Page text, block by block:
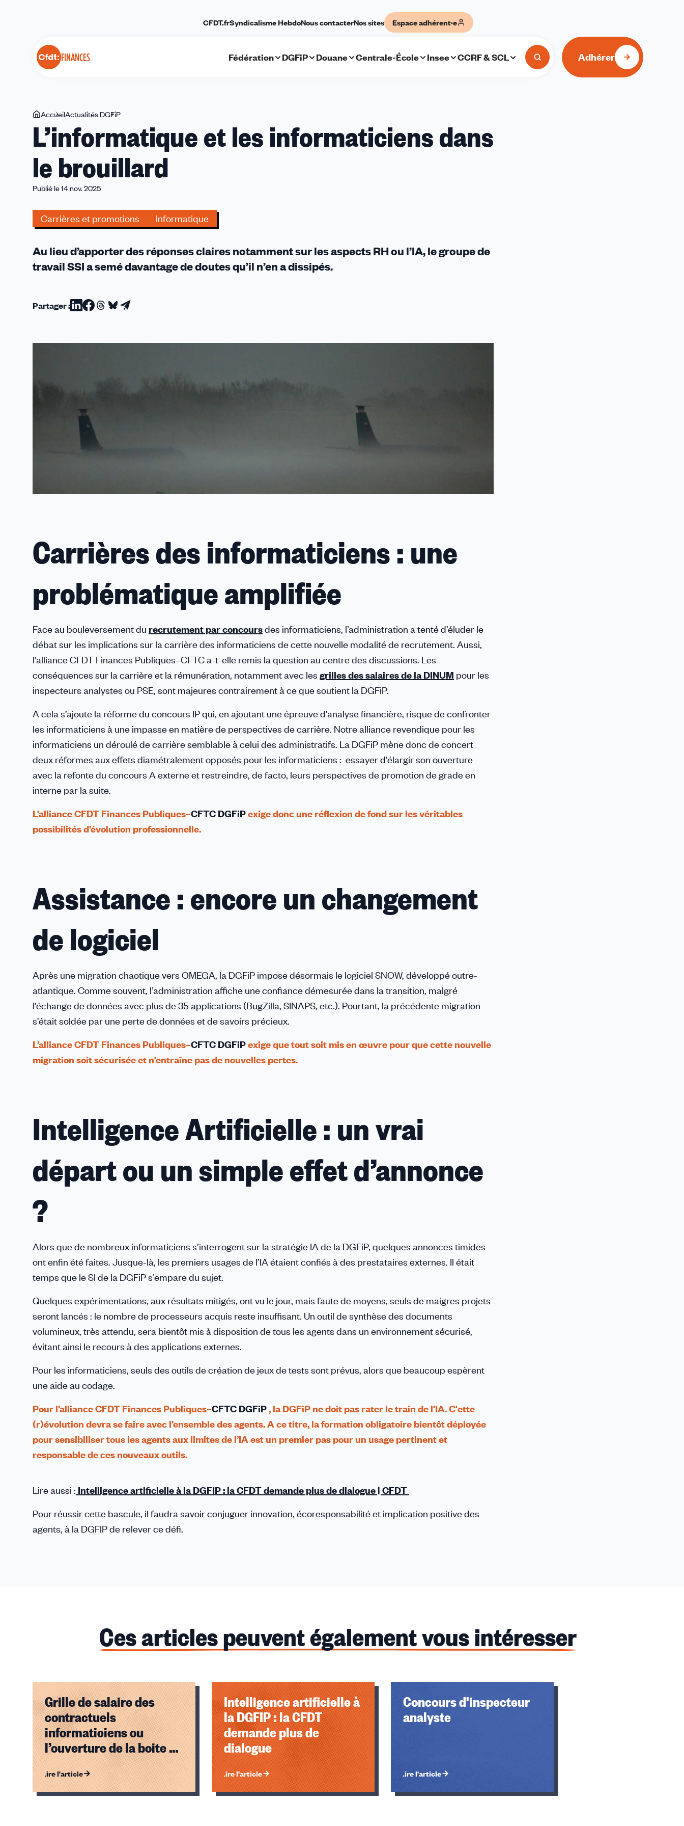
FINANCES
CFDT.frSyndicalisme HebdoNous contacterNos sites Espace adhérent·e
Fédération DGFiP Douane Centrale-École Insee CCRF & SCL Adhérer
Vous
êtes
AccueilActualités DGFiP
et
les
informaticiens
dans
L’informatique et les informaticiens dans
le brouillard
Publié le 14 nov. 2025
Carrières et promotions Informatique
Au lieu d’apporter des réponses claires notamment sur les aspects RH ou l’IA, le groupe de
travail SSI a semé davantage de doutes qu’il n’en a dissipés.
Partager :Partager
Linkedin
Partager
Facebook
Partager
Threads
Partager
Bluesky
Partager
email
Carrières des informaticiens : une
problématique amplifiée
Face au bouleversement du recrutement par concoursdes informaticiens, l’administration a tenté d’éluder le
débat sur les implications sur la carrière des informaticiens de cette nouvelle modalité de recrutement. Aussi,
l’alliance CFDT Finances Publiques–CFTC a-t-elle remis la question au centre des discussions. Les
conséquences sur la carrière et la rémunération, notamment avec les grilles des salaires de la DINUM pour les
inspecteurs analystes ou PSE, sont majeures contrairement à ce que soutient la DGFiP.
A cela s’ajoute la réforme du concours IP qui, en ajoutant une épreuve d’analyse financière, risque de confronter
les informaticiens à une impasse en matière de perspectives de carrière. Notre alliance revendique pour les
informaticiens un déroulé de carrière semblable à celui des administratifs. La DGFiP mène donc de concert
deux réformes aux effets diamétralement opposés pour les informaticiens : essayer d'élargir son ouverture
avec la refonte du concours A externe et restreindre, de facto, leurs perspectives de promotion de grade en
interne par la suite.
L’alliance CFDT Finances Publiques–CFTC DGFiPexige donc une réflexion de fond sur les véritables
possibilités d’évolution professionnelle.
Assistance : encore un changement
de logiciel
Après une migration chaotique vers OMEGA, la DGFiP impose désormais le logiciel SNOW, développé outre-
atlantique. Comme souvent, l’administration affiche une confiance démesurée dans la transition, malgré
l’échange de données avec plus de 35 applications (BugZilla, SINAPS, etc.). Pourtant, la précédente migration
s’était soldée par une perte de données et de savoirs précieux.
L’alliance CFDT Finances Publiques–CFTC DGFiPexige que tout soit mis en œuvre pour que cette nouvelle
migration soit sécurisée et n’entraîne pas de nouvelles pertes.
Intelligence Artificielle : un vrai
départ ou un simple effet d’annonce
?
Alors que de nombreux informaticiens s’interrogent sur la stratégie IA de la DGFiP, quelques annonces timides
ont enfin été faites. Jusque-là, les premiers usages de l’IA étaient confiés à des prestataires externes. Il était
temps que le SI de la DGFiP s’empare du sujet.
Quelques expérimentations, aux résultats mitigés, ont vu le jour, mais faute de moyens, seuls de maigres projets
seront lancés : le nombre de processeurs acquis reste insuffisant. Un outil de synthèse des documents
volumineux, très attendu, sera bientôt mis à disposition de tous les agents dans un environnement sécurisé,
évitant ainsi le recours à des applications externes.
Pour les informaticiens, seuls des outils de création de jeux de tests sont prévus, alors que beaucoup espèrent
une aide au codage.
Pour l’alliance CFDT Finances Publiques–CFTC DGFiP, la DGFiP ne doit pas rater le train de l’IA. C'ette
(r)évolution devra se faire avec l’ensemble des agents. A ce titre, la formation obligatoire bientôt déployée
pour sensibiliser tous les agents aux limites de l’IA est un premier pas pour un usage pertinent et
responsable de ces nouveaux outils.
Lire aussi : Intelligence artificielle à la DGFIP : la CFDT demande plus de dialogue | CFDT
Pour réussir cette bascule, il faudra savoir conjuguer innovation, écoresponsabilité et implication positive des
agents, à la DGFIP de relever ce défi.
Ces articles peuvent également vous intéresser
Grille de salaire des
contractuels
informaticiens ou
l’ouverture de la boite de
pandore
Lire l'article
Intelligence artificielle à
la DGFIP : la CFDT
demande plus de
dialogue
Lire l'article
Concours d'inspecteur
analyste
Lire l'article
Éléments